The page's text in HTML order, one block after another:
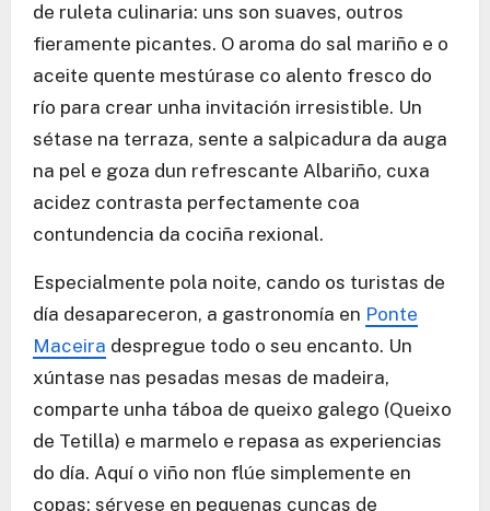
de ruleta culinaria: uns son suaves, outros
fieramente picantes. O aroma do sal mariño e o
aceite quente mestúrase co alento fresco do
río para crear unha invitación irresistible. Un
sétase na terraza, sente a salpicadura da auga
na pel e goza dun refrescante Albariño, cuxa
acidez contrasta perfectamente coa
contundencia da cociña rexional.
Especialmente pola noite, cando os turistas de
día desapareceron, a gastronomía en Ponte
Maceira despregue todo o seu encanto. Un
xúntase nas pesadas mesas de madeira,
comparte unha táboa de queixo galego (Queixo
de Tetilla) e marmelo e repasa as experiencias
do día. Aquí o viño non flúe simplemente en
copas; sérvese en pequenas cuncas de